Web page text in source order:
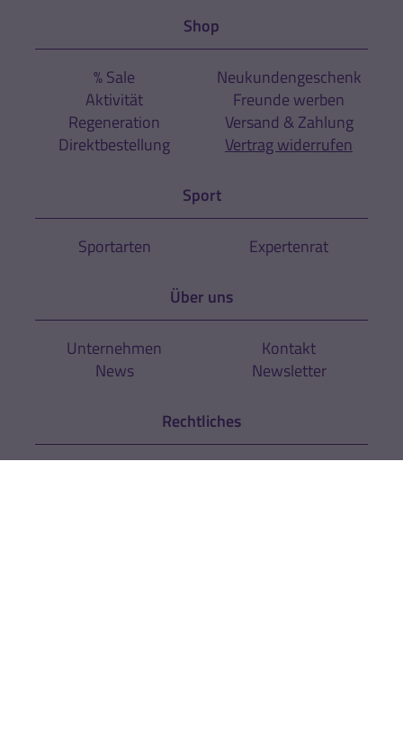
Shop
% Sale
Aktivität
Regeneration
Direktbestellung
Neukundengeschenk
Freunde werben
Versand & Zahlung
Vertrag widerrufen
Sport
Sportarten Expertenrat
Über uns
Unternehmen
News
Kontakt
Newsletter
Rechtliches